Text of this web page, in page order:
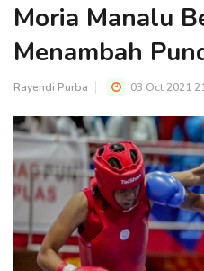
Moria Manalu
Menambah
Rayendi Purba 03 Oct 2021